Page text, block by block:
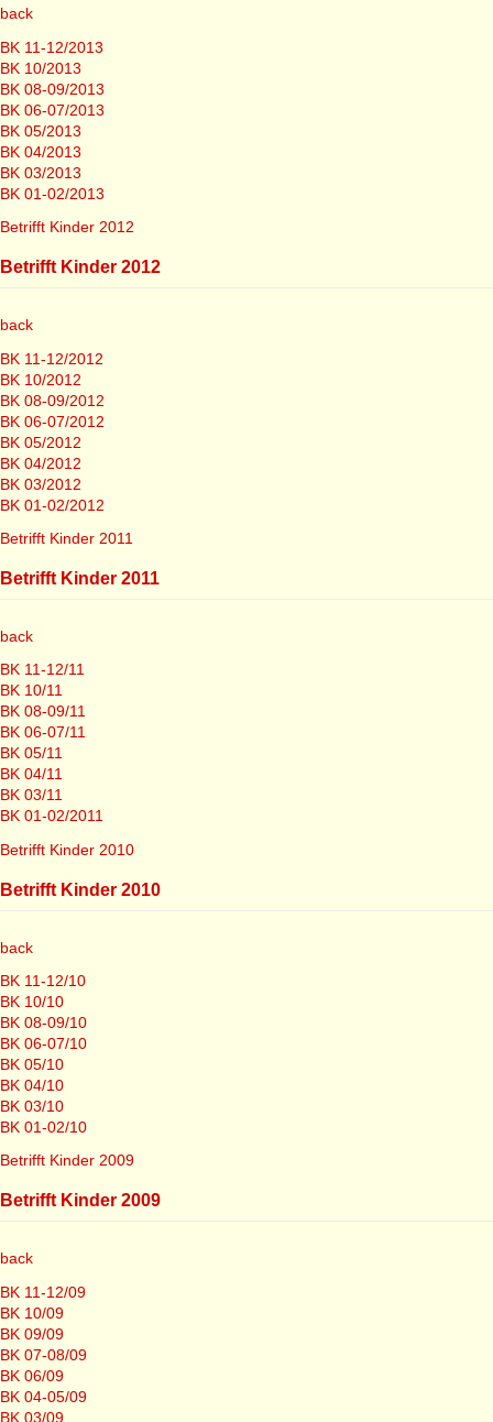
back
BK 11-12/2013
BK 10/2013
BK 08-09/2013
BK 06-07/2013
BK 05/2013
BK 04/2013
BK 03/2013
BK 01-02/2013
Betrifft Kinder 2012
Betrifft Kinder 2012
back
BK 11-12/2012
BK 10/2012
BK 08-09/2012
BK 06-07/2012
BK 05/2012
BK 04/2012
BK 03/2012
BK 01-02/2012
Betrifft Kinder 2011
Betrifft Kinder 2011
back
BK 11-12/11
BK 10/11
BK 08-09/11
BK 06-07/11
BK 05/11
BK 04/11
BK 03/11
BK 01-02/2011
Betrifft Kinder 2010
Betrifft Kinder 2010
back
BK 11-12/10
BK 10/10
BK 08-09/10
BK 06-07/10
BK 05/10
BK 04/10
BK 03/10
BK 01-02/10
Betrifft Kinder 2009
Betrifft Kinder 2009
back
BK 11-12/09
BK 10/09
BK 09/09
BK 07-08/09
BK 06/09
BK 04-05/09
BK 03/09